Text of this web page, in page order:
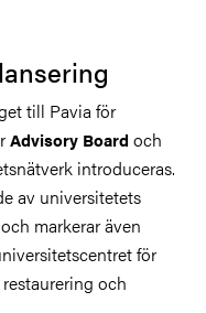
till Pavia för
Advisory Board och
introduceras.
av universitetets
markerar även
för
och